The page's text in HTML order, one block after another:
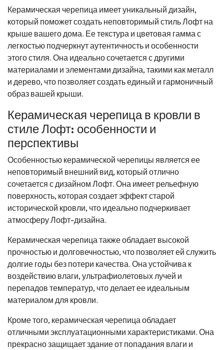
Керамическая черепица имеет уникальный дизайн,
который поможет создать неповторимый стиль Лофт на
крыше вашего дома. Ее текстура и цветовая гамма с
легкостью подчеркнут аутентичность и особенности
этого стиля. Она идеально сочетается с другими
материалами и элементами дизайна, такими как металл
и дерево, что позволяет создать единый и гармоничный
образ вашей крыши.
Керамическая черепица в кровли в
стиле Лофт: особенности и
перспективы
Особенностью керамической черепицы является ее
неповторимый внешний вид, который отлично
сочетается с дизайном Лофт. Она имеет рельефную
поверхность, которая создает эффект старой
исторической кровли, что идеально подчеркивает
атмосферу Лофт-дизайна.
Керамическая черепица также обладает высокой
прочностью и долговечностью, что позволяет ей служить
долгие годы без потери качества. Она устойчива к
воздействию влаги, ультрафиолетовых лучей и
перепадов температур, что делает ее идеальным
материалом для кровли.
Кроме того, керамическая черепица обладает
отличными эксплуатационными характеристиками. Она
прекрасно защищает здание от попадания влаги и